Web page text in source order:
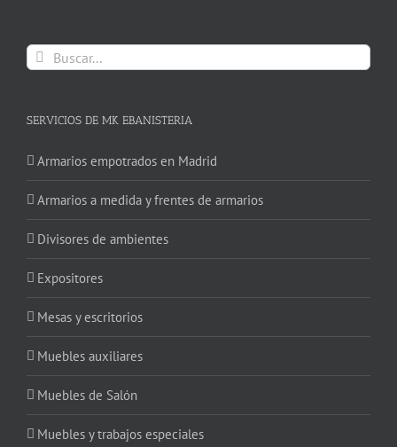
Buscar:
SERVICIOS DE MK EBANISTERIA
Armarios empotrados en Madrid
Armarios a medida y frentes de armarios
Divisores de ambientes
Expositores
Mesas y escritorios
Muebles auxiliares
Muebles de Salón
Muebles y trabajos especiales